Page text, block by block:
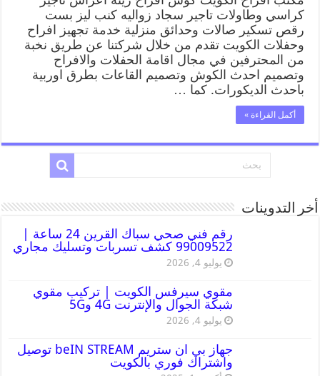
كراسي وطاولات تاجير سجاد زواليه كنب ليز بست
رقص تسكير صالات وحدائق منزلية خدمة تجهيز افراح
وحفلات الكويت تقدم من خلال شركتنا عن طريق نخبة
من المحترفين في مجال اقامة الحفلات والافراح
وتصميم احدث الكوش وتصميم القاعات بطرق اوربية
باحدث الديكورات. كما …
أكمل القراءة »
أخر التدوينات
رقم فني صحي سباك القرين 24 ساعة |
99009522 كشف تسربات وتسليك مجاري
يوليو 4, 2026
مقوي سيرفس الكويت | تركيب مقوي
شبكة الجوال والإنترنت 4G و5G
يوليو 4, 2026
جهاز بي ان ستريم beIN STREAM توصيل
واشتراك فوري بالكويت